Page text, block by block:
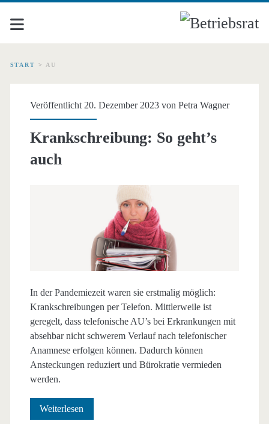
START > AU
Schlagwort:
<span>AU</span>
Veröffentlicht 20. Dezember 2023 von Petra Wagner
Krankschreibung: So geht’s
auch
In der Pandemiezeit waren sie erstmalig möglich:
Krankschreibungen per Telefon. Mittlerweile ist
geregelt, dass telefonische AU’s bei Erkrankungen mit
absehbar nicht schwerem Verlauf nach telefonischer
Anamnese erfolgen können. Dadurch können
Ansteckungen reduziert und Bürokratie vermieden
werden.
Weiterlesen